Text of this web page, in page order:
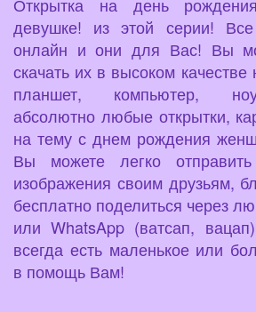
Открытка на день
девушке! из этой серии! Все
онлайн и они для Вас! Вы
скачать их в высоком
планшет, компьютер,
абсолютно любые открытки,
на тему с днем рождения
Вы можете легко
изображения своим друзьям,
бесплатно поделиться через
или WhatsApp (ватсап,
всегда есть маленькое или
в помощь Вам!